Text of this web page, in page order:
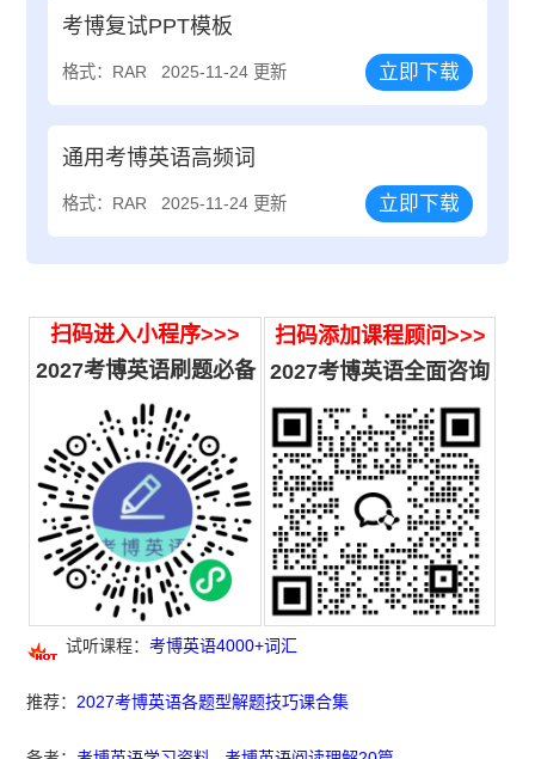
考博复试PPT模板
格式：RAR 2025-11-24 更新 立即下载
通用考博英语高频词
格式：RAR 2025-11-24 更新 立即下载
扫码进入小程序>>>
2027考博英语刷题必备
扫码添加课程顾问>>>
2027考博英语全面咨询
试听课程：考博英语4000+词汇
推荐： 2027考博英语各题型解题技巧课合集